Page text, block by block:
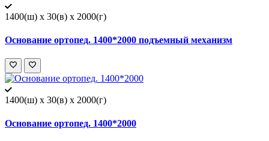
1400(ш) x 30(в) x 2000(г)
Основание ортопед. 1400*2000 подъемный механизм
1400(ш) x 30(в) x 2000(г)
Основание ортопед. 1400*2000